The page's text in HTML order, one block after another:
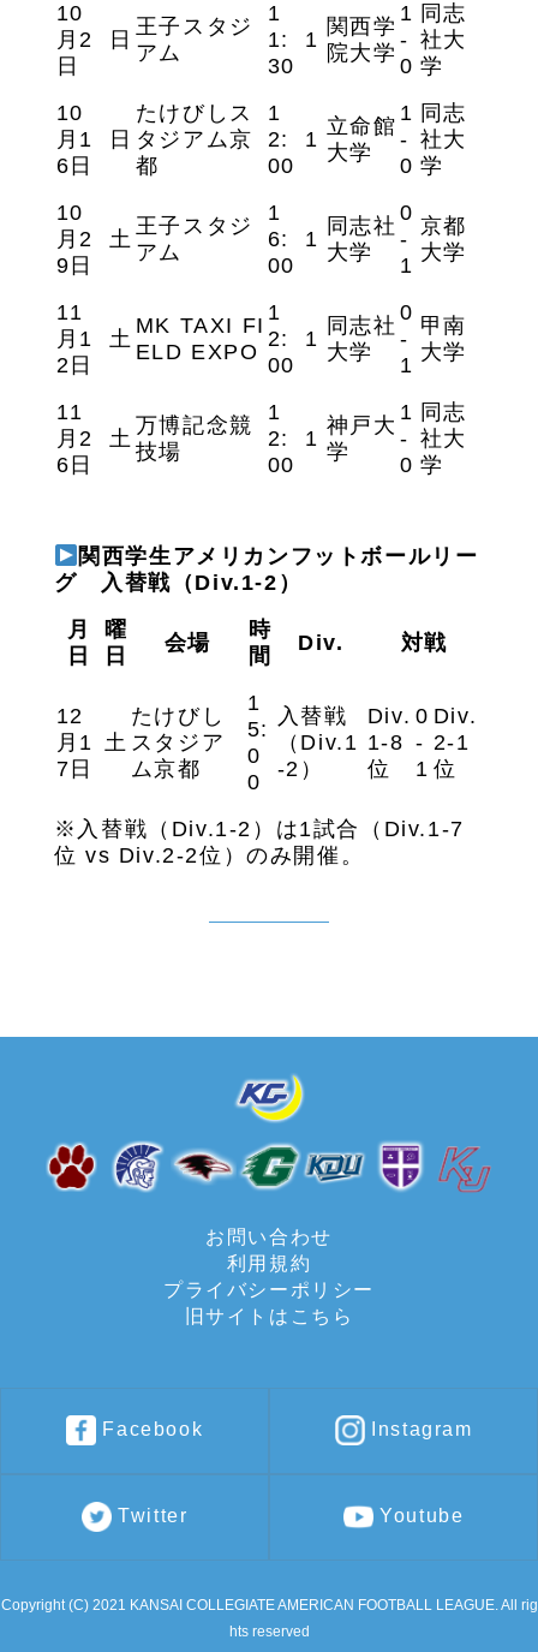
10
月2
日
日
王子スタジ
アム
1
1:
30
1
関西学
院大学
1
-
0
同志
社大
学
10
月 1
6 日
日
たけびしス
タジアム京
都
1
2:
00
1
立命館
大学
1
-
0
同志
社大
学
10
月2
9 日
土
王子スタジ
アム
1
6:
00
1
同志社
大学
0
-
1
京都
大学
11
月 1
2 日
土
MK TAXI FI
ELD EXPO
1
2:
00
1
同志社
大学
0
-
1
甲南
大学
11
月2
6 日
土
万博記念競
技場
1
2:
00
1
神戸大
学
1
-
0
同志
社大
学
関西学生アメリカンフットボールリー
グ 入替戦（Div.1-2）
月
日
曜
日
会場
時
間
Div. 対戦
12
月 1
7 日
土
たけびし
スタジア
ム京都
1
5:
0
0
入替戦
（ Div.1
-2 ）
Div.
1-8
位
0
-
1
Div.
2-1
位
※入替戦（ Div.1-2 ）は1試合（ Div.1-7
位 vs Div.2-2位）のみ開催。
お問い合わせ
利用規約
プライバシーポリシー
旧サイトはこちら
Facebook Instagram
Twitter Youtube
Copyright (C) 2021 KANSAI COLLEGIATE AMERICAN FOOTBALL LEAGUE. All rig
hts reserved